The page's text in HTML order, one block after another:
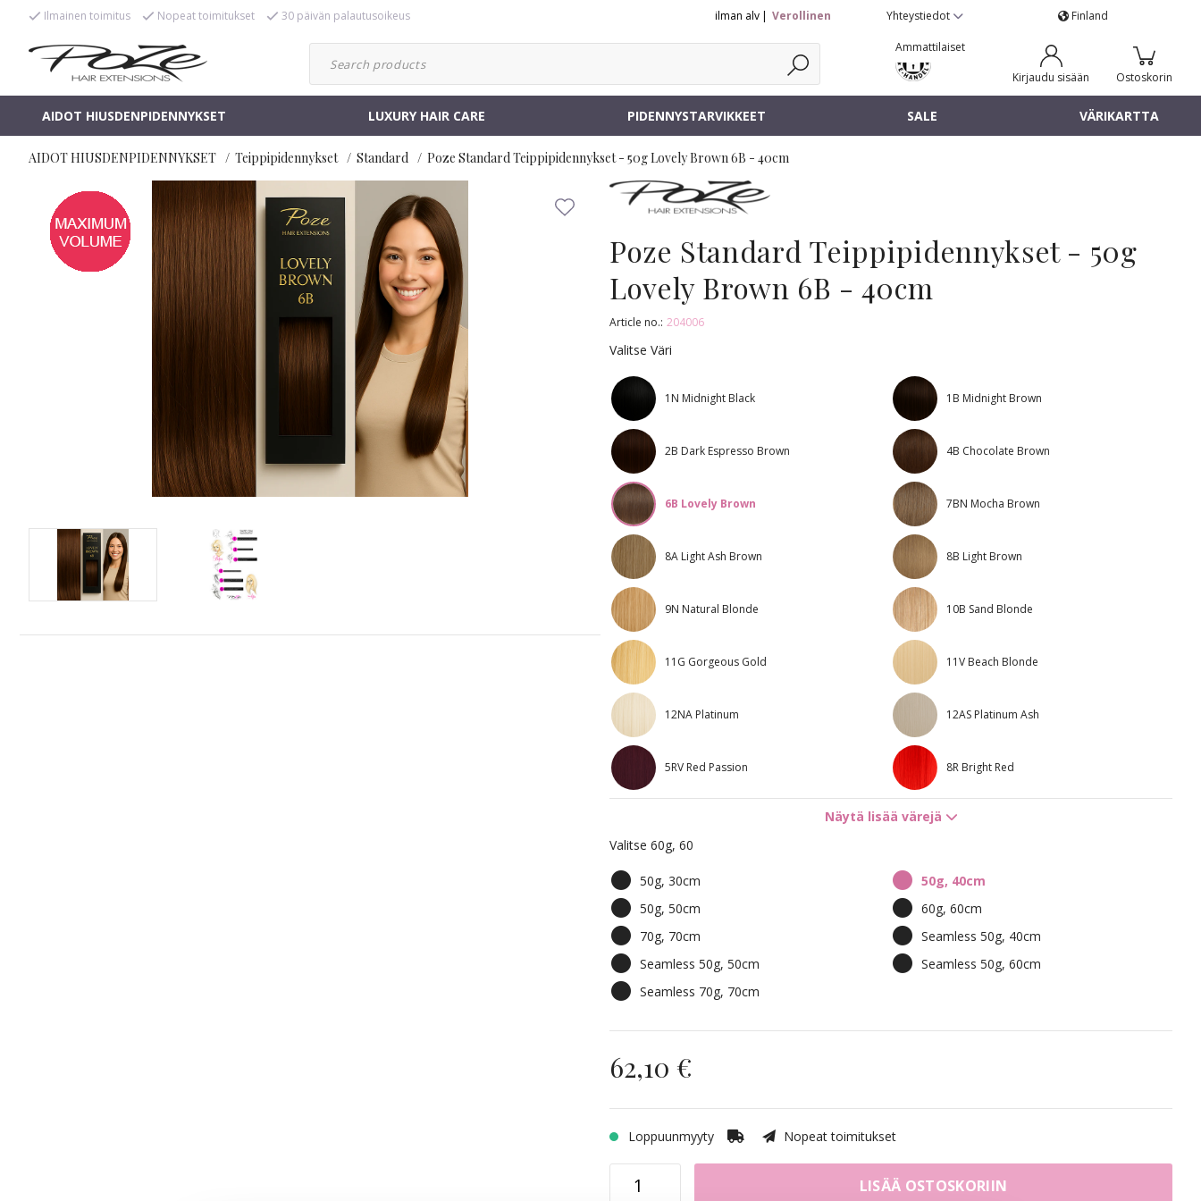
Ilmainen toimitus Nopeat toimitukset 30 päivän palautusoikeus ilman alv Verollinen Yhteystiedot
Ammattilaiset
Finland
Ostoskorin
Kirjaudu sisään
AIDOT HIUSDENPIDENNYKSET LUXURY HAIR CARE PIDENNYSTARVIKKEET SALE VÄRIKARTTA
AIDOT HIUSDENPIDENNYKSET Teippipidennykset Standard Poze Standard Teippipidennykset - 50g Lovely Brown 6B - 40cm
Poze Standard Teippipidennykset - 50g
Lovely Brown 6B - 40cm
Article no.: 204006
Valitse Väri
1N Midnight Black 1B Midnight Brown
2B Dark Espresso Brown 4B Chocolate Brown
6B Lovely Brown 7BN Mocha Brown
8A Light Ash Brown 8B Light Brown
9N Natural Blonde 10B Sand Blonde
11G Gorgeous Gold 11V Beach Blonde
12NA Platinum 12AS Platinum Ash
5RV Red Passion 8R Bright Red
4B/9G Chocco Cola Mix
8A/10NV Ash Mix 7BN/10B Sandy Brown Balayage
1N/12NA Vanilla Espresso Balayage
10BS/12AS Dirty Titanium Mix
Näytä lisää värejä
Valitse 60g, 60
50g, 30cm
50g, 40cm
50g, 50cm
60g, 60cm
70g, 70cm
Seamless 50g, 40cm
Seamless 50g, 50cm
Seamless 50g, 60cm
Seamless 70g, 70cm
62,10 €
Loppuunmyyty Nopeat toimitukset
LISÄÄ OSTOSKORIIN